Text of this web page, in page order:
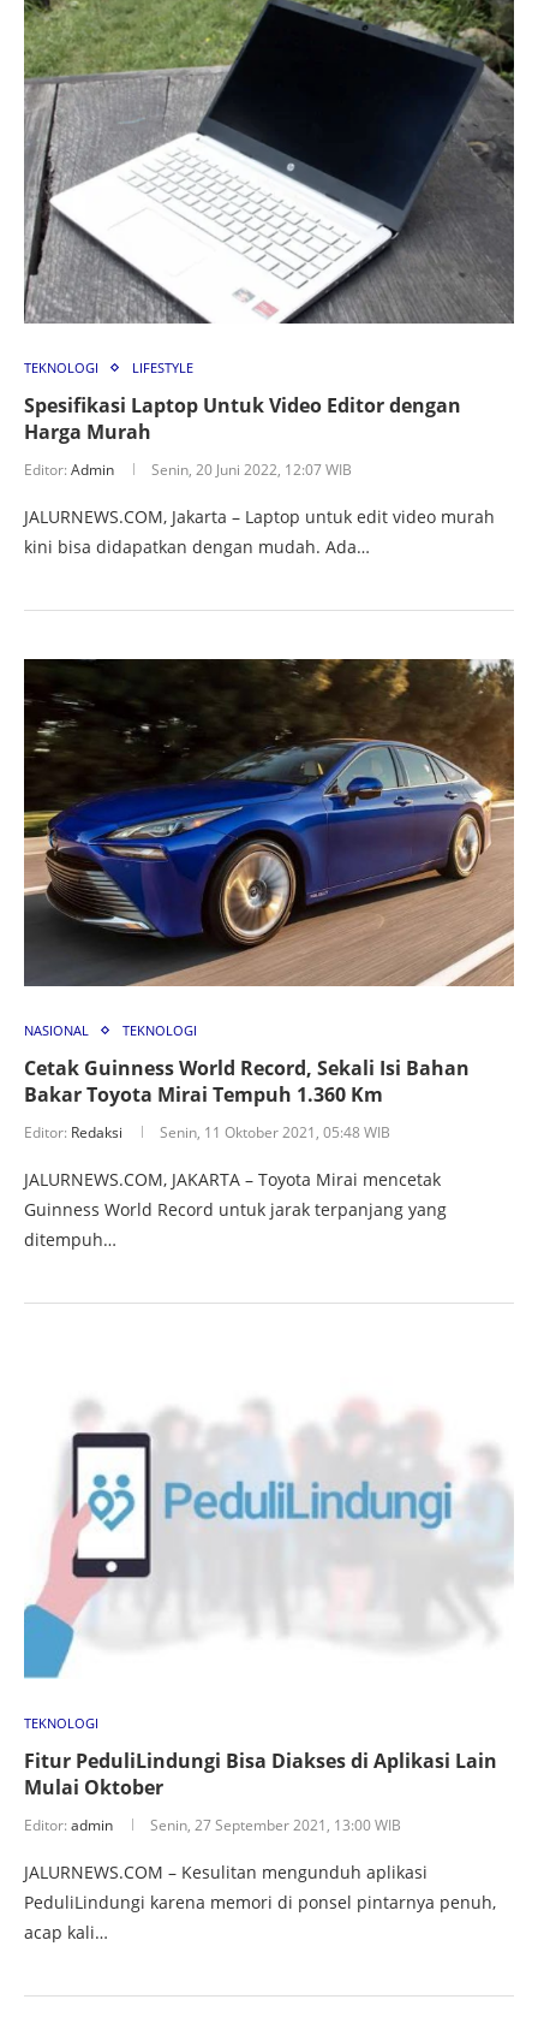
TEKNOLOGI LIFESTYLE
Spesifikasi Laptop Untuk Video Editor dengan
Harga Murah
Editor: Admin Senin, 20 Juni 2022, 12:07 WIB
JALURNEWS.COM, Jakarta – Laptop untuk edit video murah
kini bisa didapatkan dengan mudah. Ada…
NASIONAL TEKNOLOGI
Cetak Guinness World Record, Sekali Isi Bahan
Bakar Toyota Mirai Tempuh 1.360 Km
Editor: Redaksi Senin, 11 Oktober 2021, 05:48 WIB
JALURNEWS.COM, JAKARTA – Toyota Mirai mencetak
Guinness World Record untuk jarak terpanjang yang
ditempuh…
TEKNOLOGI
Fitur PeduliLindungi Bisa Diakses di Aplikasi Lain
Mulai Oktober
Editor: admin Senin, 27 September 2021, 13:00 WIB
JALURNEWS.COM – Kesulitan mengunduh aplikasi
PeduliLindungi karena memori di ponsel pintarnya penuh,
acap kali…